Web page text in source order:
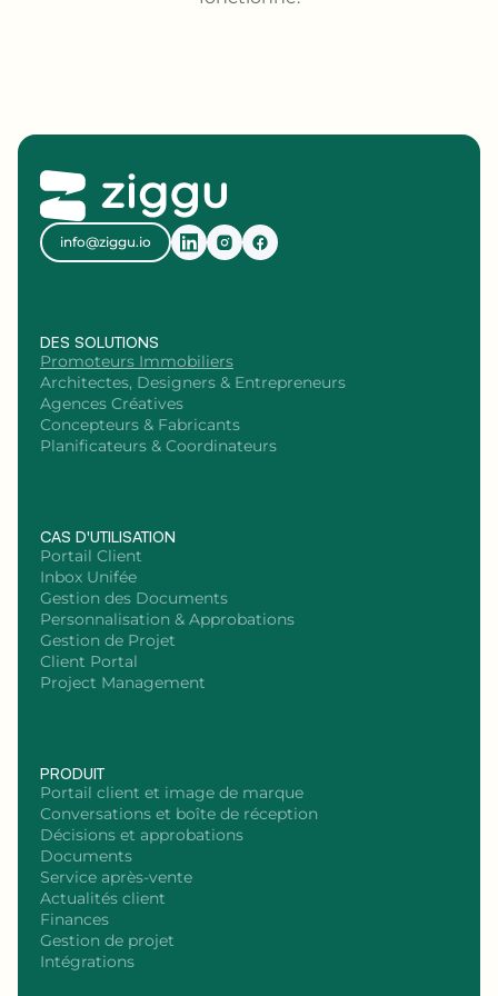
info@ziggu.io
DES SOLUTIONS
Promoteurs Immobiliers
Architectes, Designers & Entrepreneurs
Agences Créatives
Concepteurs & Fabricants
Planificateurs & Coordinateurs
CAS D'UTILISATION
Portail Client
Inbox Unifée
Gestion des Documents
Personnalisation & Approbations
Gestion de Projet
Client Portal
Project Management
PRODUIT
Portail client et image de marque
Conversations et boîte de réception
Décisions et approbations
Documents
Service après-vente
Actualités client
Finances
Gestion de projet
Intégrations